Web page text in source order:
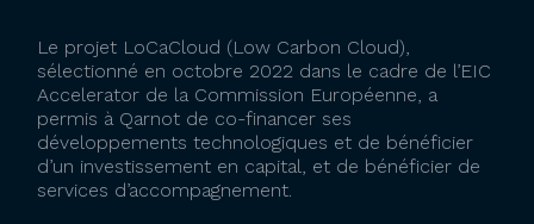
Le projet LoCaCloud (Low Carbon Cloud),
sélectionné en octobre 2022 dans le cadre de l’EIC
Accelerator de la Commission Européenne, a
permis à Qarnot de co-financer ses
développements technologiques et de bénéficier
d’un investissement en capital, et de bénéficier de
services d’accompagnement.